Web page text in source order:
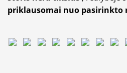
priklausomai nuo pasirinkto